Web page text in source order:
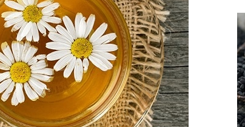
Попробуйте рецепт
легендарного супа доктора
Моро, который без...
08/Січ/2021